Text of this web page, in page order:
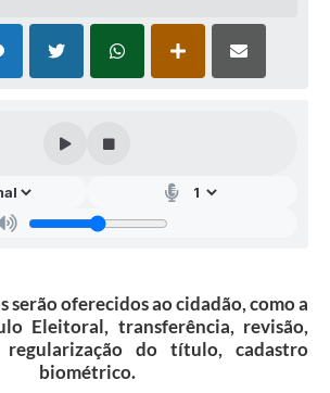
serão oferecidos ao cidadão, como a
Eleitoral, transferência, revisão,
do título, cadastro
biométrico.